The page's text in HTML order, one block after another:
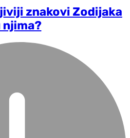
znakovi Zodijaka
njima?